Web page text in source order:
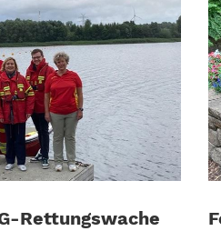
Rettungswache